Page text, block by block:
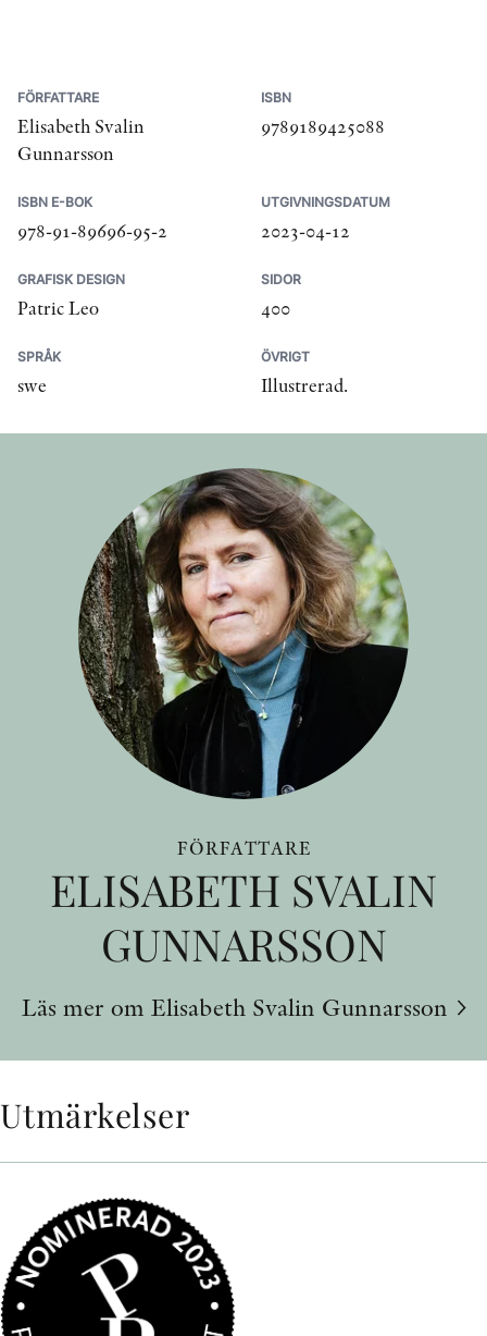
FÖRFATTARE
Elisabeth Svalin
Gunnarsson
ISBN
9789189425088
ISBN E-BOK
978-91-89696-95-2
UTGIVNINGSDATUM
2023-04-12
GRAFISK DESIGN
Patric Leo
SIDOR
400
SPRÅK
swe
ÖVRIGT
Illustrerad.
FÖRFATTARE
ELISABETH SVALIN
GUNNARSSON
Läs mer om Elisabeth Svalin Gunnarsson
Utmärkelser